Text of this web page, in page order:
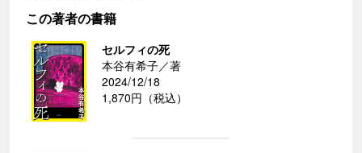
この著者の書籍
セルフィの死
本谷有希子／著
2024/12/18
1,870円（税込）